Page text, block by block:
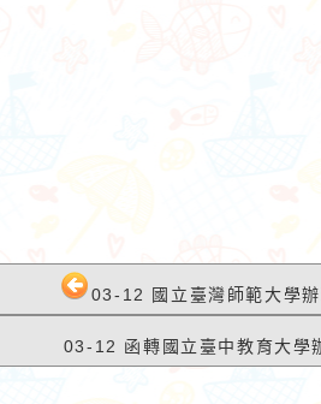
不要怕錯，錯誤是學習的一
分。
03-12 國立臺灣師範大學
03-12 函轉國立臺中教育大學